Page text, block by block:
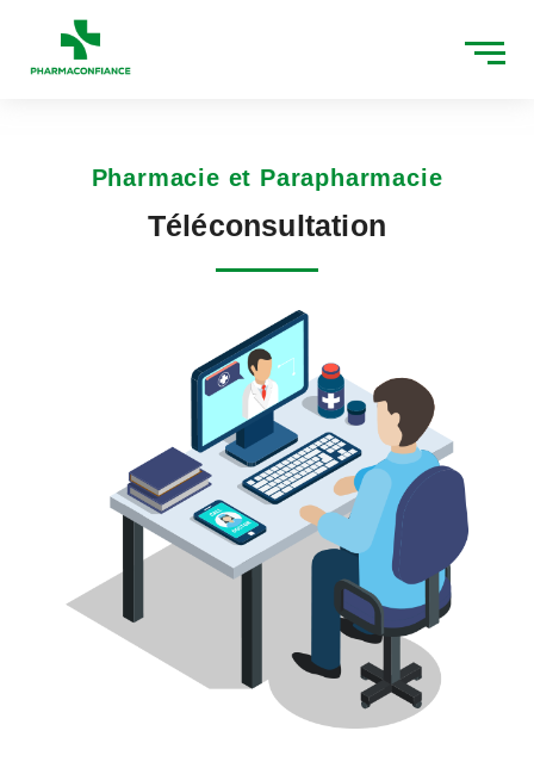
contenu
Pharmacie et Parapharmacie
Téléconsultation